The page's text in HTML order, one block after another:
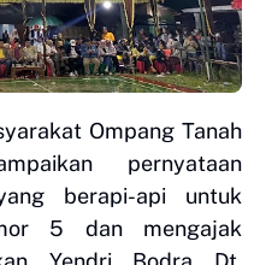
Ompang Tanah
pernyataan
berapi-api untuk
5 dan mengajak